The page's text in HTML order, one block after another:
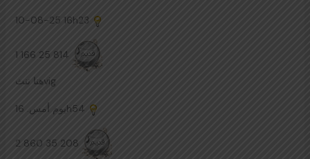
10-08-25 16h23
1 166 25 814
هنا ننثvig
يوم أمس.16h54
2 860 35 208